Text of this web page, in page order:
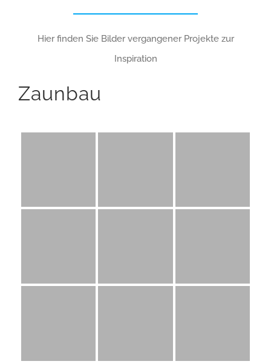
Hier finden Sie Bilder vergangener Projekte zur
Inspiration
Zaunbau